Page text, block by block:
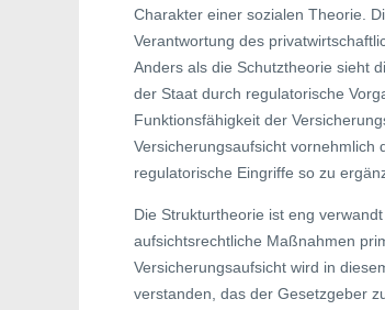
Charakter einer sozialen Theorie.
Verantwortung des
Anders als die Schutztheorie sieht
der Staat durch regulatorische
Funktionsfähigkeit der
Versicherungsaufsicht vornehmlich
regulatorische Eingriffe so zu
Die Strukturtheorie ist eng
aufsichtsrechtliche Maßnahmen
Versicherungsaufsicht wird in
verstanden, das der Gesetzgeber